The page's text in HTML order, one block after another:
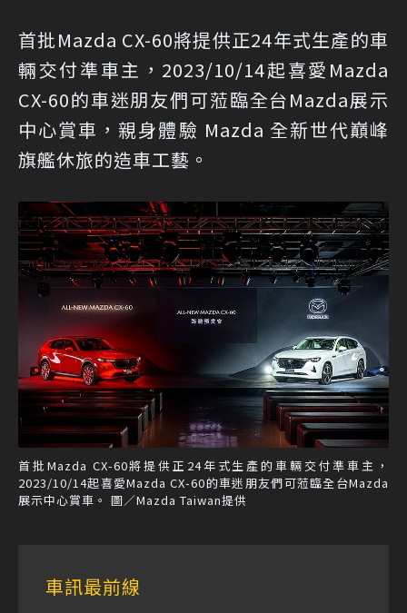
首批Mazda CX-60將提供正24年式生產的車
輛交付準車主，2023/10/14起喜愛Mazda
CX-60的車迷朋友們可蒞臨全台Mazda展示
中心賞車，親身體驗 Mazda 全新世代巔峰
旗艦休旅的造車工藝。
首批Mazda CX-60將提供正24年式生產的車輛交付準車主，
2023/10/14起喜愛Mazda CX-60的車迷朋友們可蒞臨全台Mazda
展示中心賞車。 圖／Mazda Taiwan提供
車訊最前線